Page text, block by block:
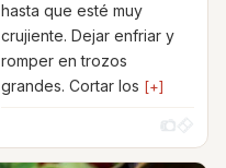
hasta que esté muy
crujiente. Dejar enfriar y
romper en trozos
grandes. Cortar los [+]